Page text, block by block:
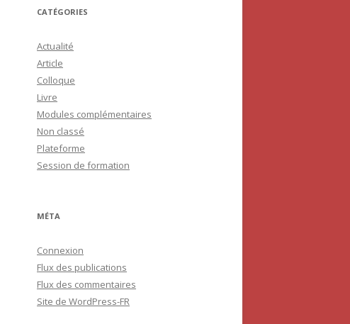
CATÉGORIES
Actualité
Article
Colloque
Livre
Modules complémentaires
Non classé
Plateforme
Session de formation
MÉTA
Connexion
Flux des publications
Flux des commentaires
Site de WordPress-FR